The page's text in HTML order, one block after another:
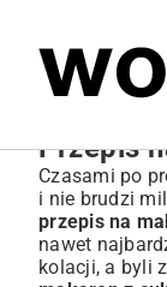
Przepis
Czasami po
i nie brudzi
przepis na
nawet
kolacji, a byli